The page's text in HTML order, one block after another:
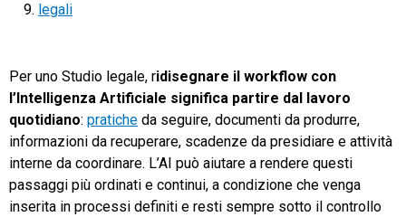
legali
Per uno Studio legale, ridisegnare il workflow con
l’Intelligenza Artificiale significa partire dal lavoro
quotidiano: pratiche da seguire, documenti da produrre,
informazioni da recuperare, scadenze da presidiare e attività
interne da coordinare. L’AI può aiutare a rendere questi
passaggi più ordinati e continui, a condizione che venga
inserita in processi definiti e resti sempre sotto il controllo